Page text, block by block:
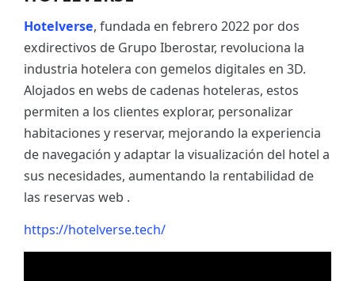
Hotelverse, fundada en febrero 2022 por dos
exdirectivos de Grupo Iberostar, revoluciona la
industria hotelera con gemelos digitales en 3D.
Alojados en webs de cadenas hoteleras, estos
permiten a los clientes explorar, personalizar
habitaciones y reservar, mejorando la experiencia
de navegación y adaptar la visualización del hotel a
sus necesidades, aumentando la rentabilidad de
las reservas web .
https://hotelverse.tech/